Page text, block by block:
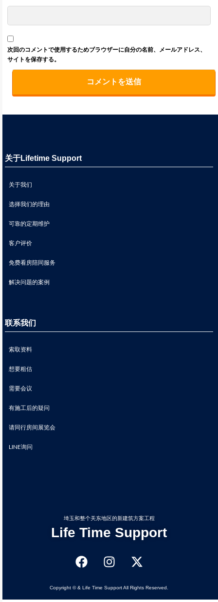
次回のコメントで使用するためブラウザーに自分の名前、メールアドレス、
サイトを保存する。
关于Lifetime Support
关于我们
选择我们的理由
可靠的定期维护
客户评价
免费看房陪同服务
解决问题的案例
联系我们
索取资料
想要粗估
需要会议
有施工后的疑问
请同行房间展览会
LINE询问
埼玉和整个关东地区的新建筑方案工程
Life Time Support
Copyright © & Life Time Support All Rights Reserved.